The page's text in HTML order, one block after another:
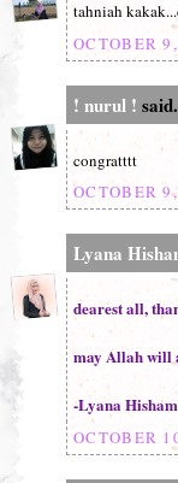
tahniah
OCTOBER
! nurul !
congratttt
OCTOBER
Lyana
dearest all,
may Allah will
-Lyana Hisham
OCTOBER